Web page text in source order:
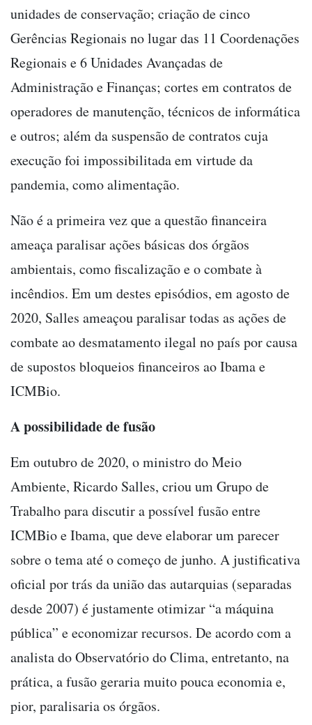
unidades de conservação; criação de cinco
Gerências Regionais no lugar das 11 Coordenações
Regionais e 6 Unidades Avançadas de
Administração e Finanças; cortes em contratos de
operadores de manutenção, técnicos de informática
e outros; além da suspensão de contratos cuja
execução foi impossibilitada em virtude da
pandemia, como alimentação.
Não é a primeira vez que a questão financeira
ameaça paralisar ações básicas dos órgãos
ambientais, como fiscalização e o combate à
incêndios. Em um destes episódios, em agosto de
2020, Salles ameaçou paralisar todas as ações de
combate ao desmatamento ilegal no país por causa
de supostos bloqueios financeiros ao Ibama e
ICMBio.
A possibilidade de fusão
Em outubro de 2020, o ministro do Meio
Ambiente, Ricardo Salles, criou um Grupo de
Trabalho para discutir a possível fusão entre
ICMBio e Ibama, que deve elaborar um parecer
sobre o tema até o começo de junho. A justificativa
oficial por trás da união das autarquias (separadas
desde 2007) é justamente otimizar “a máquina
pública” e economizar recursos. De acordo com a
analista do Observatório do Clima, entretanto, na
prática, a fusão geraria muito pouca economia e,
pior, paralisaria os órgãos.